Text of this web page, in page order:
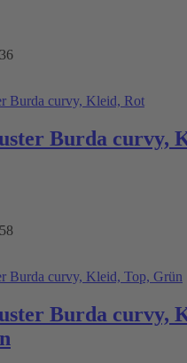
Burda curvy,
Burda curvy,